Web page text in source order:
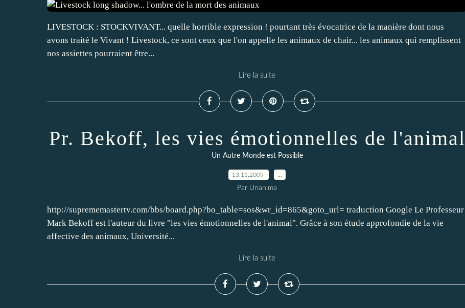
LIVESTOCK : STOCKVIVANT... quelle horrible expression ! pourtant très évocatrice de la manière dont nous
avons traité le Vivant ! Livestock, ce sont ceux que l'on appelle les animaux de chair... les animaux qui remplissent
nos assiettes pourraient être...
Lire la suite
Pr. Bekoff, les vies émotionnelles de l'animal
Un Autre Monde est Possible
13.11.2009
Par Unanima
http://suprememastertv.com/bbs/board.php?bo_table=sos&wr_id=865&goto_url= traduction Google Le Professeur
Mark Bekoff est l'auteur du livre "les vies émotionnelles de l'animal". Grâce à son étude approfondie de la vie
affective des animaux, Université...
Lire la suite